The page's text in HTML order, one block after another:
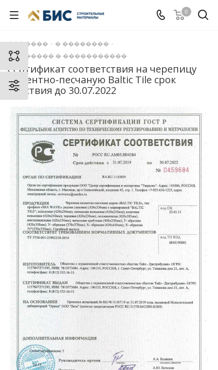
0
������� - � �������� -
�������� � �����������
Сертификат cоответствия на черепицу
цементно-песчаную Baltic Tile срок
действия до 30.07.2022